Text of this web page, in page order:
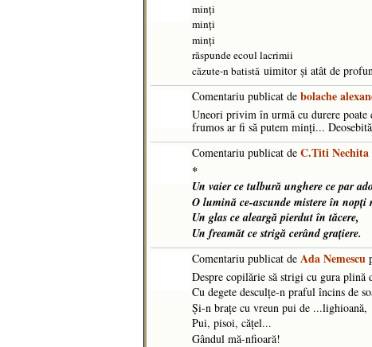
minţi
minţi
minţi
răspunde ecoul lacrimii
căzute-n batistă uimitor și atât de
Comentariu publicat de bolache
Uneori privim în urmă cu durere
frumos ar fi să putem minți...
Comentariu publicat de C.Titi Nechita
*
Un vaier ce tulbură unghere ce par
O lumină ce-ascunde mistere în nopți
Un glas ce aleargă pierdut în tăcere,
Un freamăt ce strigă cerând grațiere.
Comentariu publicat de Ada Nemescu
Despre copilărie să strigi cu gura plină
Cu degete desculțe-n praful încins de
Și-n brațe cu vreun pui de ...lighioană,
Pui, pisoi, cățel...
Gândul mă-nfioară!